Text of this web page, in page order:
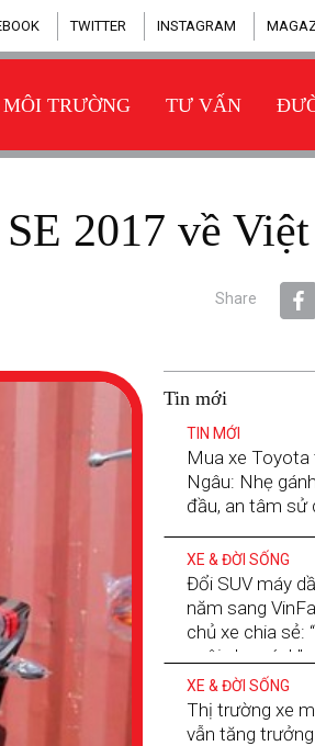
TWITTER INSTAGRAM
MÔI TRƯỜNG TƯ VẤN
SE 2017 về
Share
Tin mới
TIN MỚI
Mua xe
Ngâu: Nhẹ
đầu, an tâm sử
XE & ĐỜI SỐNG
Đổi SUV máy
năm sang
chủ xe chia sẻ:
nuôi nhẹ gánh”
XE & ĐỜI SỐNG
Thị trường xe
vẫn tăng